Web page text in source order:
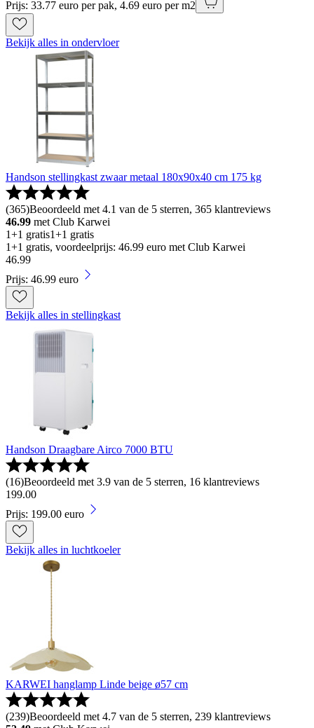
Prijs: 33.77 euro per pak, 4.69 euro per m2
Bekijk alles in ondervloer
Handson stellingkast zwaar metaal 180x90x40 cm 175 kg
(365)Beoordeeld met 4.1 van de 5 sterren, 365 klantreviews
46.99 met Club Karwei
1+1 gratis1+1 gratis
1+1 gratis, voordeelprijs: 46.99 euro met Club Karwei
46.99
Prijs: 46.99 euro
Bekijk alles in stellingkast
Handson Draagbare Airco 7000 BTU
(16)Beoordeeld met 3.9 van de 5 sterren, 16 klantreviews
199.00
Prijs: 199.00 euro
Bekijk alles in luchtkoeler
KARWEI hanglamp Linde beige ø57 cm
(239)Beoordeeld met 4.7 van de 5 sterren, 239 klantreviews